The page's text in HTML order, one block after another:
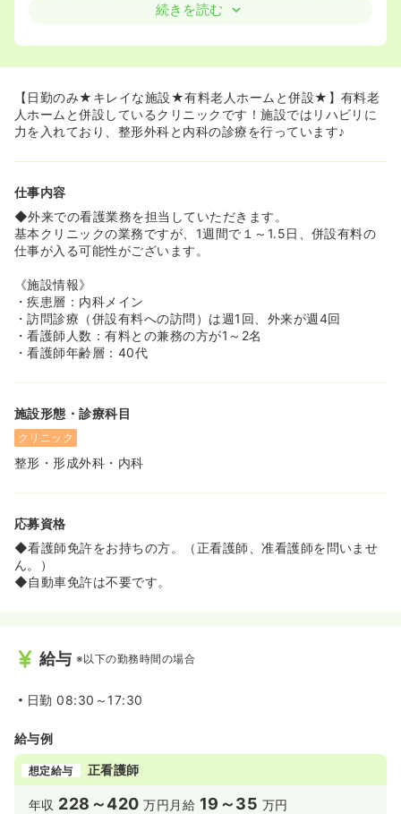
続きを読む
【日勤のみ★キレイな施設★有料老人ホームと併設★】有料老
人ホームと併設しているクリニックです！施設ではリハビリに
力を入れており、整形外科と内科の診療を行っています♪
仕事内容
◆外来での看護業務を担当していただきます。
基本クリニックの業務ですが、1週間で１～1.5日、併設有料の
仕事が入る可能性がございます。
《施設情報》
・疾患層：内科メイン
・訪問診療（併設有料への訪問）は週1回、外来が週4回
・看護師人数：有料との兼務の方が1～2名
・看護師年齢層：40代
施設形態・診療科目
クリニック
整形・形成外科・内科
応募資格
◆看護師免許をお持ちの方。（正看護師、准看護師を問いませ
ん。）
◆自動車免許は不要です。
給与 ※以下の勤務時間の場合
日勤 08:30～17:30
給与例
想定給与 正看護師
年収 228～420 万円 月給 19～35 万円